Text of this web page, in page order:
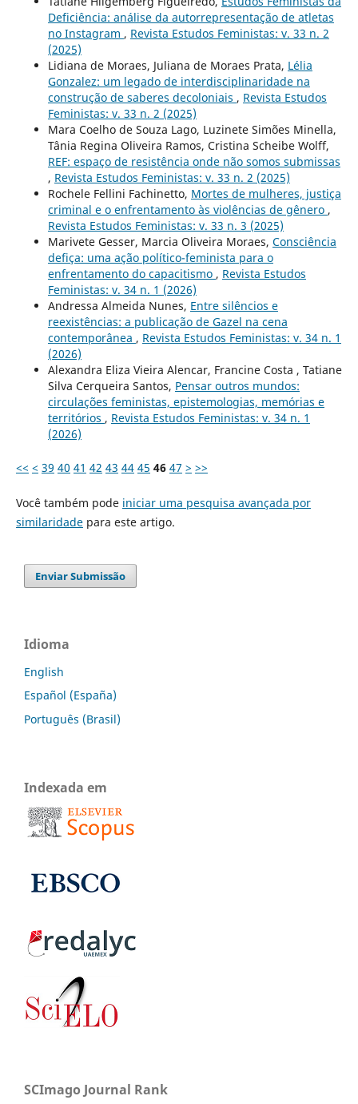
Deficiência: análise da autorrepresentação de atletas
no Instagram , Revista Estudos Feministas: v. 33 n. 2
(2025)
Lidiana de Moraes, Juliana de Moraes Prata, Lélia
Gonzalez: um legado de interdisciplinaridade na
construção de saberes decoloniais , Revista Estudos
Feministas: v. 33 n. 2 (2025)
Mara Coelho de Souza Lago, Luzinete Simões Minella,
Tânia Regina Oliveira Ramos, Cristina Scheibe Wolff,
REF: espaço de resistência onde não somos submissas
, Revista Estudos Feministas: v. 33 n. 2 (2025)
Rochele Fellini Fachinetto, Mortes de mulheres, justiça
criminal e o enfrentamento às violências de gênero ,
Revista Estudos Feministas: v. 33 n. 3 (2025)
Marivete Gesser, Marcia Oliveira Moraes, Consciência
defiça: uma ação político-feminista para o
enfrentamento do capacitismo , Revista Estudos
Feministas: v. 34 n. 1 (2026)
Andressa Almeida Nunes, Entre silêncios e
reexistências: a publicação de Gazel na cena
contemporânea , Revista Estudos Feministas: v. 34 n. 1
(2026)
Alexandra Eliza Vieira Alencar, Francine Costa , Tatiane
Silva Cerqueira Santos, Pensar outros mundos:
circulações feministas, epistemologias, memórias e
territórios , Revista Estudos Feministas: v. 34 n. 1
(2026)
<< < 39 40 41 42 43 44 45 46 47 > >>
Você também pode iniciar uma pesquisa avançada por
similaridadepara este artigo.
Enviar Submissão
Idioma
English
Español (España)
Português (Brasil)
Indexada em
SCImago Journal Rank